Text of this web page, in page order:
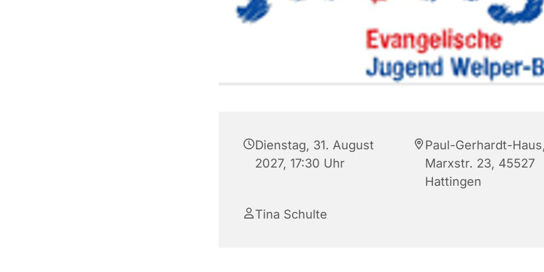
Dienstag, 31. August
2027, 17:30 Uhr
Paul-Gerhardt-
Marxstr. 23, 45527
Hattingen
Tina Schulte